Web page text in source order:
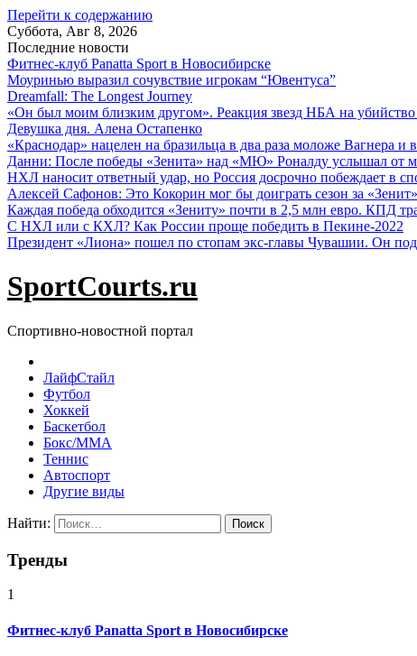
Перейти к содержанию
Суббота, Авг 8, 2026
Последние новости
Фитнес-клуб Panatta Sport в Новосибирске
Моуринью выразил сочувствие игрокам “Ювентуса”
Dreamfall: The Longest Journey
«Он был моим близким другом». Реакция звезд НБА на
Девушка дня. Алена Остапенко
«Краснодар» нацелен на бразильца в два раза моложе Вагнера
Данни: После победы «Зенита» над «МЮ» Роналду услышал от
НХЛ наносит ответный удар, но Россия досрочно побеждает в
Алексей Сафонов: Это Кокорин мог бы доиграть сезон за
Каждая победа обходится «Зениту» почти в 2,5 млн евро. КПД
С НХЛ или с КХЛ? Как России проще победить в Пекине-2022
Президент «Лиона» пошел по стопам экс-главы Чувашии. Он
SportCourts.ru
Спортивно-новостной портал
ЛайфСтайл
Футбол
Хоккей
Баскетбол
Бокс/MMA
Теннис
Автоспорт
Другие виды
Найти:
Тренды
1
Фитнес-клуб Panatta Sport в Новосибирске